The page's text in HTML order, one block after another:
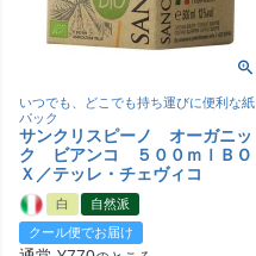
いつでも、どこでも持ち運びに便利な紙
パック
サンクリスピーノ オーガニッ
ク ビアンコ ５００ｍｌＢＯ
Ｘ／テッレ・チェヴィコ
白
自然派
クール便でお届け